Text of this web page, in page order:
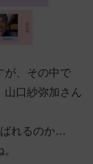
が、その中で
山口紗弥加さん
れるのか…